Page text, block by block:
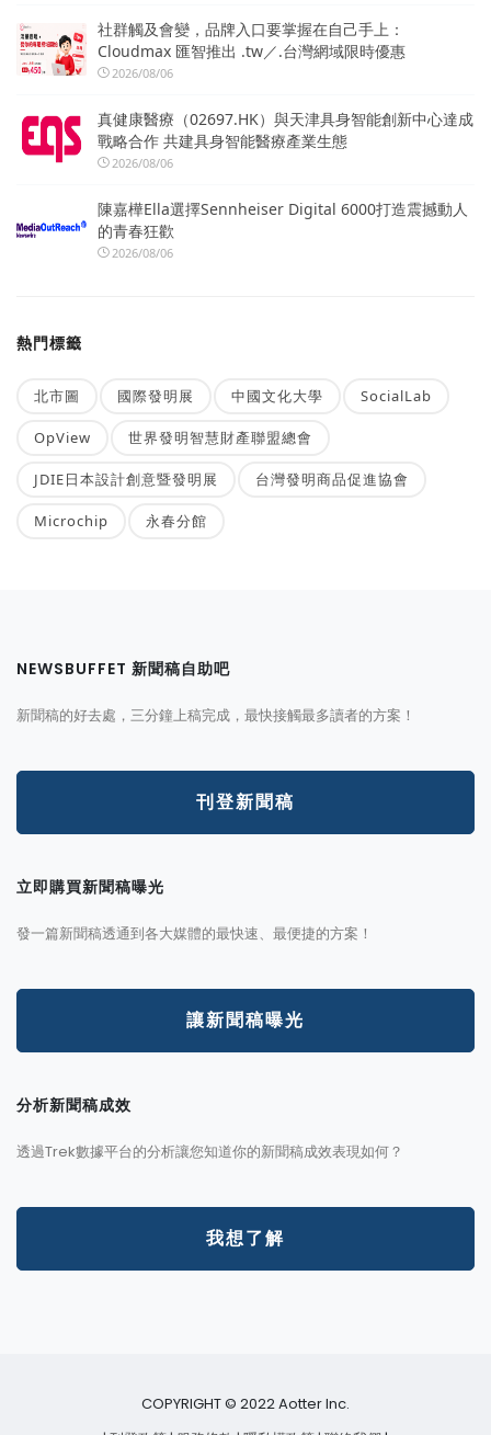
社群觸及會變，品牌入口要掌握在自己手上：
Cloudmax 匯智推出 .tw／.台灣網域限時優惠
2026/08/06
真健康醫療（02697.HK）與天津具身智能創新中心達成
戰略合作 共建具身智能醫療產業生態
2026/08/06
陳嘉樺Ella選擇Sennheiser Digital 6000打造震撼動人
的青春狂歡
2026/08/06
熱門標籤
北市圖 國際發明展 中國文化大學 SocialLab
OpView 世界發明智慧財產聯盟總會
JDIE日本設計創意暨發明展 台灣發明商品促進協會
Microchip 永春分館
NEWSBUFFET 新聞稿自助吧
新聞稿的好去處，三分鐘上稿完成，最快接觸最多讀者的方案！
刊登新聞稿
立即購買新聞稿曝光
發一篇新聞稿透通到各大媒體的最快速、最便捷的方案！
讓新聞稿曝光
分析新聞稿成效
透過Trek數據平台的分析讓您知道你的新聞稿成效表現如何？
我想了解
COPYRIGHT © 2022 Aotter Inc.